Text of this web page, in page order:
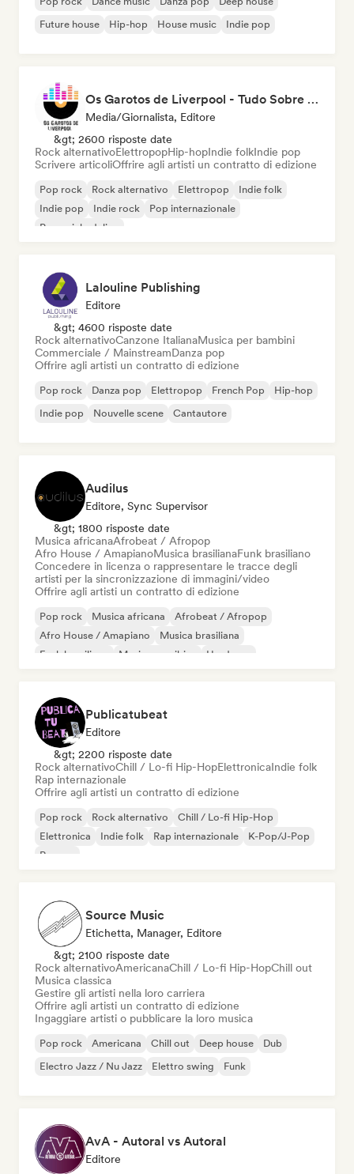
Future house
Hip-hop House music Indie pop
Os Garotos de Liverpool - Tudo Sobre Música
Media/Giornalista, Editore
&gt; 2600 risposte date
Rock alternativoElettropopHip-hopIndie folkIndie pop
Scrivere articoliOffrire agli artisti un contratto di edizione
Pop rock Rock alternativo Elettropop
Indie folk
Indie pop
Indie rock
Pop internazionale
Pop psichedelico
Lalouline Publishing
Editore
&gt; 4600 risposte date
Rock alternativoCanzone ItalianaMusica per bambini
Commerciale / MainstreamDanza pop
Offrire agli artisti un contratto di edizione
Pop rock Danza pop Elettropop French Pop
Hip-hop
Indie pop
Nouvelle scene Cantautore
Audilus
Editore, Sync Supervisor
&gt; 1800 risposte date
Musica africanaAfrobeat / Afropop
Afro House / AmapianoMusica brasilianaFunk brasiliano
Concedere in licenza o rappresentare le tracce degli
artisti per la sincronizzazione di immagini/video
Offrire agli artisti un contratto di edizione
Pop rock Musica africana
Afrobeat / Afropop
Afro House / Amapiano
Musica brasiliana
Funk brasiliano
Musica caraibica Hardcore
Publicatubeat
Editore
&gt; 2200 risposte date
Rock alternativoChill / Lo-fi Hip-HopElettronicaIndie folk
Rap internazionale
Offrire agli artisti un contratto di edizione
Pop rock Rock alternativo
Chill / Lo-fi Hip-Hop
Elettronica
Indie folk Rap internazionale
K-Pop/J-Pop
Reggae
Source Music
Etichetta, Manager, Editore
&gt; 2100 risposte date
Rock alternativoAmericanaChill / Lo-fi Hip-HopChill out
Musica classica
Gestire gli artisti nella loro carriera
Offrire agli artisti un contratto di edizione
Ingaggiare artisti o pubblicare la loro musica
Pop rock Americana Chill out Deep house
Dub
Electro Jazz / Nu Jazz
Elettro swing Funk
AvA - Autoral vs Autoral
Editore